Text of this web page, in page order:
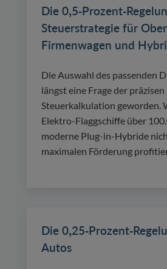
Die 0,5-Prozent-
Steuerstrategie für
Firmenwagen und
Die Auswahl des passenden
längst eine Frage der präzisen
Steuerkalkulation geworden.
Elektro-Flaggschiffe über
moderne Plug-in-Hybride
maximalen Förderung
Die 0,25-Prozent-
Autos